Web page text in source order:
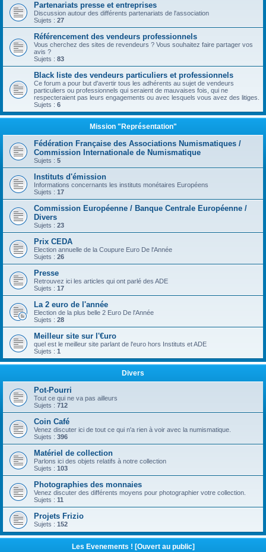
Partenariats presse et entreprises
Discussion autour des différents partenariats de l'association
Sujets : 27
Référencement des vendeurs professionnels
Vous cherchez des sites de revendeurs ? Vous souhaitez faire partager vos
avis ?
Sujets : 83
Black liste des vendeurs particuliers et professionnels
Ce forum a pour but d'avertir tous les adhérents au sujet de vendeurs
particuliers ou professionnels qui seraient de mauvaises fois, qui ne
respecteraient pas leurs engagements ou avec lesquels vous avez des litiges.
Sujets : 6
Mission "Représentation"
Fédération Française des Associations Numismatiques /
Commission Internationale de Numismatique
Sujets : 5
Instituts d'émission
Informations concernants les instituts monétaires Européens
Sujets : 17
Commission Européenne / Banque Centrale Européenne /
Divers
Sujets : 23
Prix CEDA
Election annuelle de la Coupure Euro De l'Année
Sujets : 26
Presse
Retrouvez ici les articles qui ont parlé des ADE
Sujets : 17
La 2 euro de l'année
Election de la plus belle 2 Euro De l'Année
Sujets : 28
Meilleur site sur l'€uro
quel est le meilleur site parlant de l'euro hors Instituts et ADE
Sujets : 1
Divers
Pot-Pourri
Tout ce qui ne va pas ailleurs
Sujets : 712
Coin Café
Venez discuter ici de tout ce qui n'a rien à voir avec la numismatique.
Sujets : 396
Matériel de collection
Parlons ici des objets relatifs à notre collection
Sujets : 103
Photographies des monnaies
Venez discuter des différents moyens pour photographier votre collection.
Sujets : 11
Projets Frizio
Sujets : 152
Les Evenements ! [Ouvert au public]